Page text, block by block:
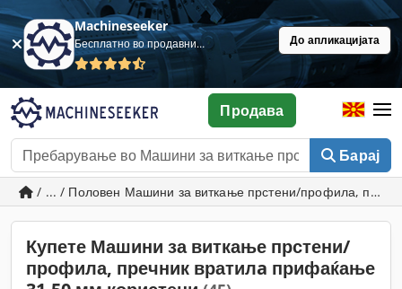
Machineseeker
Бесплатно во продавница До апликацијата
Барај
Продава
/ ... / Половен Машини за виткање прстени/профила,
Купете Машини за виткање прстени/
профила, пречник вратилa прифаќање